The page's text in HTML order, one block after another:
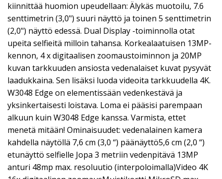
kiinnittää huomion upeudellaan: Älykäs muotoilu, 7.6
senttimetrin (3,0") suuri näyttö ja toinen 5 senttimetrin
(2,0") näyttö edessä. Dual Display -toiminnolla otat
upeita selfieitä milloin tahansa. Korkealaatuisen 13MP-
kennon, 4 x digitaalisen zoomaustoiminnon ja 20MP
kuvan tarkkuuden ansiosta vedenalaiset kuvat pysyvät
laadukkaina. Sen lisäksi luoda videoita tarkkuudella 4K.
W3048 Edge on elementissään vedenkestävä ja
yksinkertaisesti loistava. Loma ei pääsisi parempaan
alkuun kuin W3048 Edge kanssa. Varmista, ettet
menetä mitään! Ominaisuudet: vedenalainen kamera
kahdella näytöllä 7,6 cm (3,0 “) päänäyttö5,6 cm (2,0 “)
etunäyttö selfielle Jopa 3 metriin vedenpitävä 13MP
anturi 48mp max. resoluutio (interpoloimalla)Video 4K